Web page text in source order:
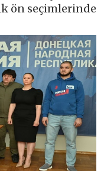
ön seçimlerinde